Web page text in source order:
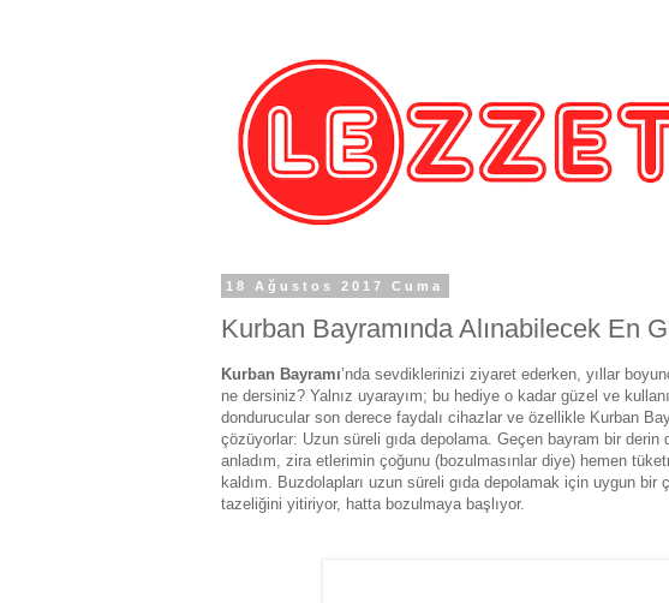
18 Ağustos 2017 Cuma
Kurban Bayramında Alınabilecek En
Kurban Bayramı’nda sevdiklerinizi ziyaret ederken, yıllar
ne dersiniz? Yalnız uyarayım; bu hediye o kadar güzel ve
dondurucular son derece faydalı cihazlar ve özellikle Kurban
çözüyorlar: Uzun süreli gıda depolama. Geçen bayram bir derin
anladım, zira etlerimin çoğunu (bozulmasınlar diye) hemen
kaldım. Buzdolapları uzun süreli gıda depolamak için uygun
tazeliğini yitiriyor, hatta bozulmaya başlıyor.